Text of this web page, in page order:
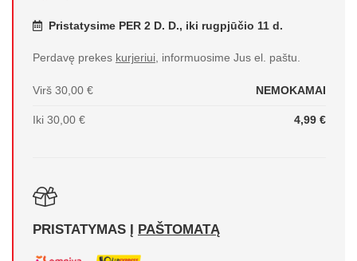
Pristatysime PER 2 D. D., iki rugpjūčio 11 d.
Perdavę prekes kurjeriui, informuosime Jus el. paštu.
Virš 30,00 € NEMOKAMAI
Iki 30,00 € 4,99 €
PRISTATYMAS Į PAŠTOMATĄ